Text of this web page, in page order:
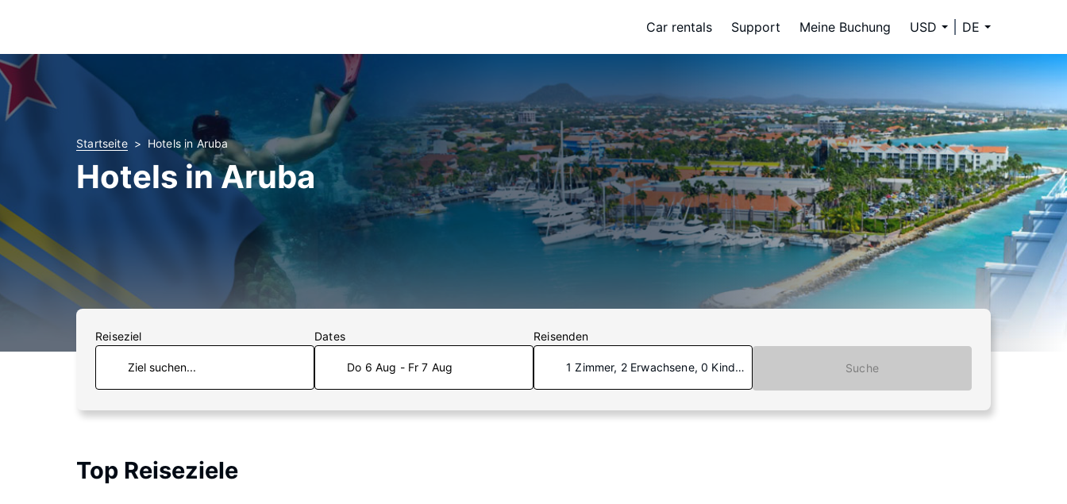
Car rentals Support Meine Buchung USD DE
Startseite Hotels in Aruba
Hotels in Aruba
Reiseziel Dates
Do 6 Aug - Fr 7 Aug
Reisenden
1 Zimmer, 2 Erwachsene, 0 Kinder Suche
Top Reiseziele